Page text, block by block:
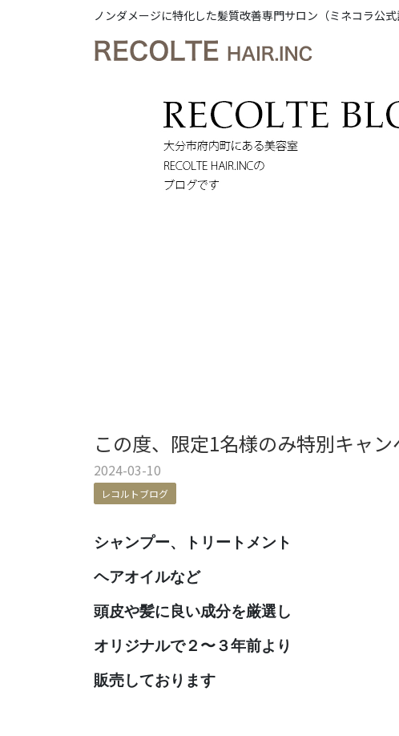
ノンダメージに特化した髪質改善専門サロン（ミネコラ公式
この度、限定1名様のみ特別キャン
2024-03-10
レコルトブログ
シャンプー、トリートメント
ヘアオイルなど
頭皮や髪に良い成分を厳選し
オリジナルで２〜３年前より
販売しております